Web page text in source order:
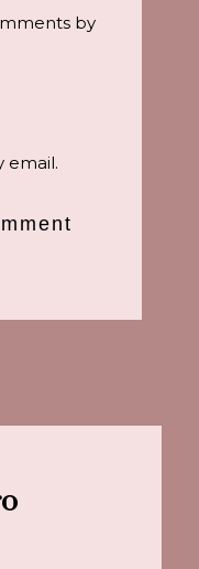
by
email.